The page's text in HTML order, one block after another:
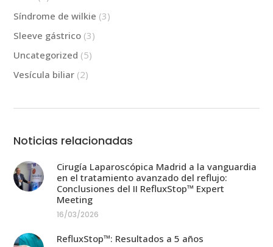
Síndrome de wilkie (3)
Sleeve gástrico (3)
Uncategorized (5)
Vesícula biliar (2)
Noticias relacionadas
Cirugía Laparoscópica Madrid a la vanguardia
en el tratamiento avanzado del reflujo:
Conclusiones del II RefluxStop™ Expert
Meeting
16/03/2026
RefluxStop™: Resultados a 5 años